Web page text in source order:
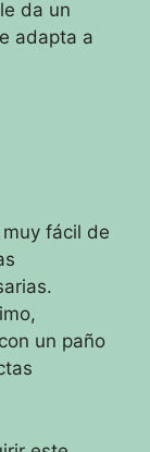
da un
adapta a
fácil de
un paño